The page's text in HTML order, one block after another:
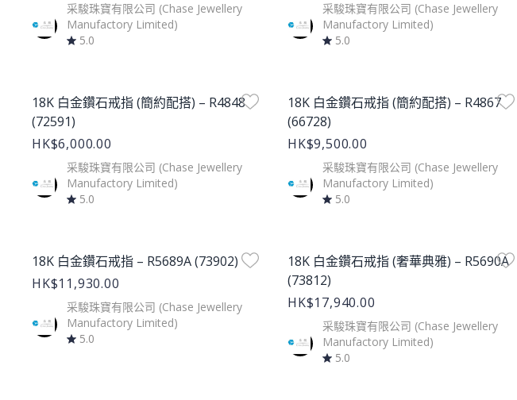
采駿珠寶有限公司 (Chase Jewellery
Manufactory Limited)
5.0
采駿珠寶有限公司 (Chase Jewellery
Manufactory Limited)
5.0
Product Image
18K 白金鑽石戒指 (簡約配搭) – R4848
(72591)
HK$6,000.00
采駿珠寶有限公司 (Chase Jewellery
Manufactory Limited)
5.0
Product Image
18K 白金鑽石戒指 (簡約配搭) – R4867
(66728)
HK$9,500.00
采駿珠寶有限公司 (Chase Jewellery
Manufactory Limited)
5.0
Product Image
18K 白金鑽石戒指 – R5689A (73902)
HK$11,930.00
采駿珠寶有限公司 (Chase Jewellery
Manufactory Limited)
5.0
Product Image
18K 白金鑽石戒指 (奢華典雅) – R5690A
(73812)
HK$17,940.00
采駿珠寶有限公司 (Chase Jewellery
Manufactory Limited)
5.0